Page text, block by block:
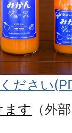
ださい
ます （外